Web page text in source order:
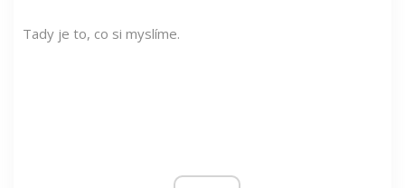
Tady je to, co si myslíme.